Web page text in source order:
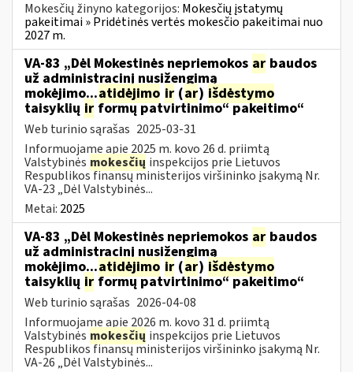
Mokesčių žinyno kategorijos: Mokesčių įstatymų
pakeitimai » Pridėtinės vertės mokesčio pakeitimai nuo
2027 m.
VA-83 „Dėl Mokestinės nepriemokos ar baudos
už administracinį nusižengimą
mokėjimo...atidėjimo ir (ar) išdėstymo
taisyklių ir formų patvirtinimo“ pakeitimo“
Web turinio sąrašas 2025-03-31
Informuojame apie 2025 m. kovo 26 d. priimtą
Valstybinės mokesčių inspekcijos prie Lietuvos
Respublikos finansų ministerijos viršininko įsakymą Nr.
VA-23 „Dėl Valstybinės...
Metai: 2025
VA-83 „Dėl Mokestinės nepriemokos ar baudos
už administracinį nusižengimą
mokėjimo...atidėjimo ir (ar) išdėstymo
taisyklių ir formų patvirtinimo“ pakeitimo“
Web turinio sąrašas 2026-04-08
Informuojame apie 2026 m. kovo 31 d. priimtą
Valstybinės mokesčių inspekcijos prie Lietuvos
Respublikos finansų ministerijos viršininko įsakymą Nr.
VA-26 „Dėl Valstybinės...